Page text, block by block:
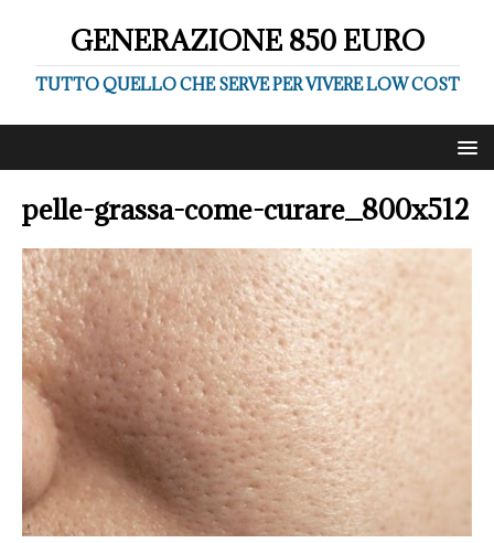
GENERAZIONE 850 EURO
TUTTO QUELLO CHE SERVE PER VIVERE LOW COST
pelle-grassa-come-curare_800x512